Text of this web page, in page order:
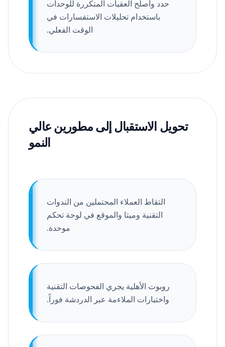
حدد وأصلح العقبات المتكررة للوحدات
باستخدام تحليلات الاستفسارات في
الوقت الفعلي.
تحويل الاستقبال إلى مطورين عالي
النمو
التقاط العملاء المحتملين من الندوات
التقنية وميتا والموقع في لوحة تحكم
موحدة.
روبوت الأهلية يجري الفحوصات التقنية
واختبارات الملاءمة عبر الدردشة فوراً.